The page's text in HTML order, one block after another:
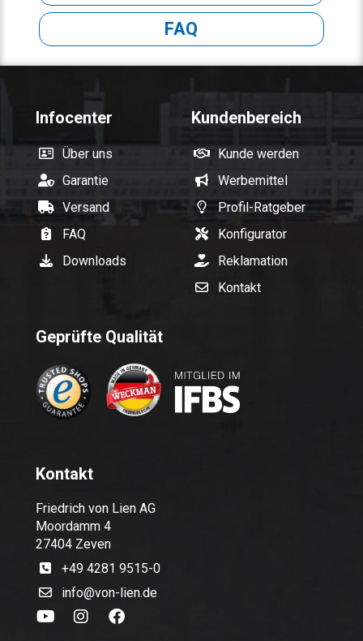
FAQ
Infocenter
Über uns
Garantie
Versand
FAQ
Downloads
Kundenbereich
Kunde werden
Werbemittel
Profil-Ratgeber
Konfigurator
Reklamation
Kontakt
Geprüfte Qualität
Kontakt
Friedrich von Lien AG
Moordamm 4
27404 Zeven
+49 4281 9515-0
info@von-lien.de